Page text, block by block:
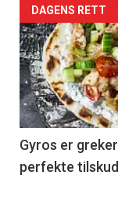
Forsiden
akkurat
nå
-
2
DAGENS RETT
Gyros er
perfekte